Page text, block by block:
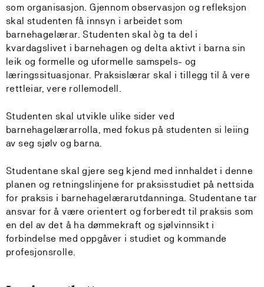
som organisasjon. Gjennom observasjon og refleksjon
skal studenten få innsyn i arbeidet som
barnehagelærar. Studenten skal òg ta del i
kvardagslivet i barnehagen og delta aktivt i barna sin
leik og formelle og uformelle samspels- og
læringssituasjonar. Praksislærar skal i tillegg til å vere
rettleiar, vere rollemodell.
Studenten skal utvikle ulike sider ved
barnehagelærarrolla, med fokus på studenten si leiing
av seg sjølv og barna.
Studentane skal gjere seg kjend med innhaldet i denne
planen og retningslinjene for praksisstudiet på nettsida
for praksis i barnehagelærarutdanninga. Studentane tar
ansvar for å være orientert og forberedt til praksis som
en del av det å ha dømmekraft og sjølvinnsikt i
forbindelse med oppgåver i studiet og kommande
profesjonsrolle.